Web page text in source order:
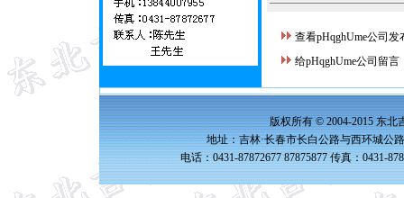
查看pHqghUme公司发
给pHqghUme公司留言
版权所有 © 2004-2015 东北
地址：吉林·长春市长白公路与西环城公
电话：0431-87872677 87875877 传真：0431-